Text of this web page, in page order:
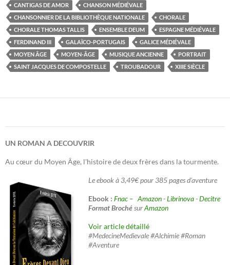
CANTIGAS DE AMOR
CHANSON MÉDIÉVALE
CHANSONNIER DE LA BIBLIOTHÈQUE NATIONALE
CHORALE
CHORALE THOMAS TALLIS
ENSEMBLE DEUM
ESPAGNE MÉDIÉVALE
FERDINAND III
GALAÏCO-PORTUGAIS
GALICE MÉDIÉVALE
MOYEN ÂGE
MOYEN-ÂGE MUSIQUE ANCIENNE
PORTRAIT
SAINT JACQUES DE COMPOSTELLE
TROUBADOUR XIIIE SIÈCLE
UN ROMAN A DECOUVRIR
Au cœur du Moyen Âge, l'histoire de deux frères dans la tourmente.
Le ebook à 3,49€ pour 385 pages d'aventure
Ebook : Fnac – Amazon-Librinova-Decitre
Format BrochésurAmazon
Voir article détaillé
#MedecineMedievale #Alchimie #Roman
#Aventure